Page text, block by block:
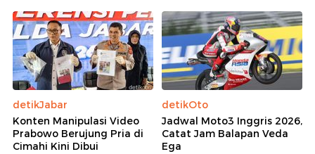
detikJabar
Konten Manipulasi Video
Prabowo Berujung Pria di
Cimahi Kini Dibui
detikOto
Jadwal Moto3 Inggris 2026,
Catat Jam Balapan Veda
Ega